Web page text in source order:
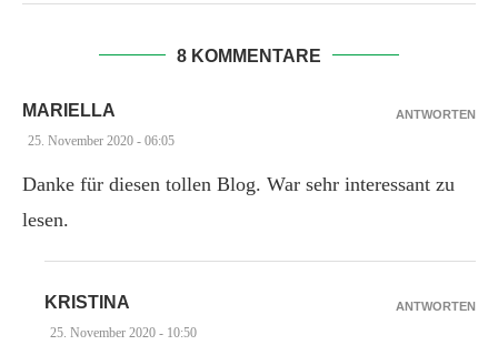
8 KOMMENTARE
MARIELLA
25. November 2020 - 06:05
Danke für diesen tollen Blog. War sehr interessant zu
lesen.
ANTWORTEN
KRISTINA
25. November 2020 - 10:50
ANTWORTEN